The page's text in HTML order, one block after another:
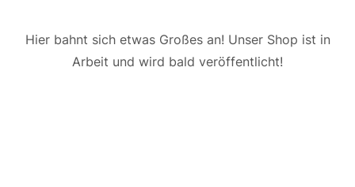
Hier bahnt sich etwas Großes an! Unser Shop ist in
Arbeit und wird bald veröffentlicht!